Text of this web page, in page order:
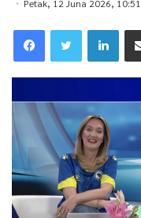
Petak, 12 Juna 2026, 10:51